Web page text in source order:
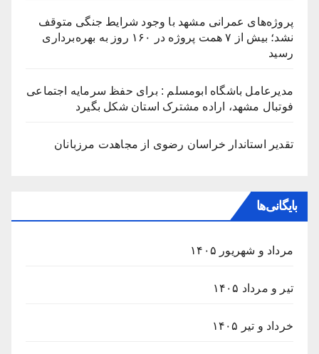
پروژه‌های عمرانی مشهد با وجود شرایط جنگی متوقف
نشد؛ بیش از ۷ همت پروژه در ۱۶۰ روز به بهره‌برداری
رسید
مدیرعامل باشگاه ابومسلم : برای حفظ سرمایه اجتماعی
فوتبال مشهد، اراده مشترک استان شکل بگیرد
تقدیر استاندار خراسان رضوی از مجاهدت مرزبانان
بایگانی‌ها
مرداد و شهریور ۱۴۰۵
تیر و مرداد ۱۴۰۵
خرداد و تیر ۱۴۰۵